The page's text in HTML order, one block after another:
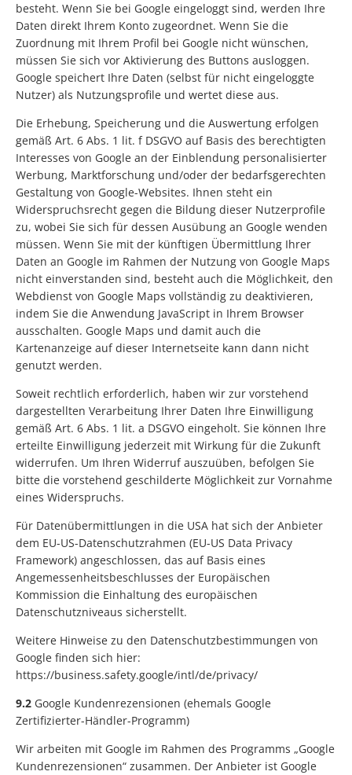
besteht. Wenn Sie bei Google eingeloggt sind, werden Ihre
Daten direkt Ihrem Konto zugeordnet. Wenn Sie die
Zuordnung mit Ihrem Profil bei Google nicht wünschen,
müssen Sie sich vor Aktivierung des Buttons ausloggen.
Google speichert Ihre Daten (selbst für nicht eingeloggte
Nutzer) als Nutzungsprofile und wertet diese aus.
Die Erhebung, Speicherung und die Auswertung erfolgen
gemäß Art. 6 Abs. 1 lit. f DSGVO auf Basis des berechtigten
Interesses von Google an der Einblendung personalisierter
Werbung, Marktforschung und/oder der bedarfsgerechten
Gestaltung von Google-Websites. Ihnen steht ein
Widerspruchsrecht gegen die Bildung dieser Nutzerprofile
zu, wobei Sie sich für dessen Ausübung an Google wenden
müssen. Wenn Sie mit der künftigen Übermittlung Ihrer
Daten an Google im Rahmen der Nutzung von Google Maps
nicht einverstanden sind, besteht auch die Möglichkeit, den
Webdienst von Google Maps vollständig zu deaktivieren,
indem Sie die Anwendung JavaScript in Ihrem Browser
ausschalten. Google Maps und damit auch die
Kartenanzeige auf dieser Internetseite kann dann nicht
genutzt werden.
Soweit rechtlich erforderlich, haben wir zur vorstehend
dargestellten Verarbeitung Ihrer Daten Ihre Einwilligung
gemäß Art. 6 Abs. 1 lit. a DSGVO eingeholt. Sie können Ihre
erteilte Einwilligung jederzeit mit Wirkung für die Zukunft
widerrufen. Um Ihren Widerruf auszuüben, befolgen Sie
bitte die vorstehend geschilderte Möglichkeit zur Vornahme
eines Widerspruchs.
Für Datenübermittlungen in die USA hat sich der Anbieter
dem EU-US-Datenschutzrahmen (EU-US Data Privacy
Framework) angeschlossen, das auf Basis eines
Angemessenheitsbeschlusses der Europäischen
Kommission die Einhaltung des europäischen
Datenschutzniveaus sicherstellt.
Weitere Hinweise zu den Datenschutzbestimmungen von
Google finden sich hier:
https://business.safety.google/intl/de/privacy/
9.2 Google Kundenrezensionen (ehemals Google
Zertifizierter-Händler-Programm)
Wir arbeiten mit Google im Rahmen des Programms „Google
Kundenrezensionen“ zusammen. Der Anbieter ist Google